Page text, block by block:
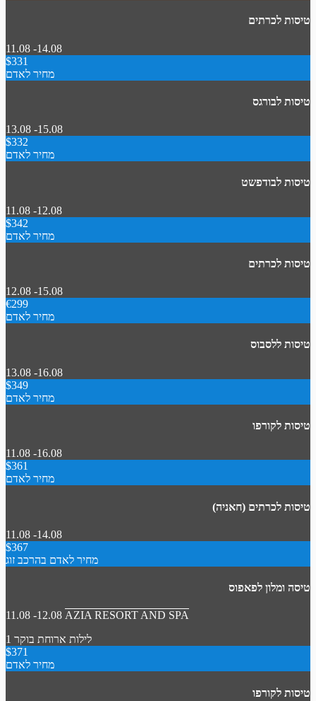
טיסות לכרתים
11.08 -14.08
$331
מחיר לאדם
טיסות לבורגס
13.08 -15.08
$332
מחיר לאדם
טיסות לבודפשט
11.08 -12.08
$342
מחיר לאדם
טיסות לכרתים
12.08 -15.08
€299
מחיר לאדם
טיסות ללסבוס
13.08 -16.08
$349
מחיר לאדם
טיסות לקורפו
11.08 -16.08
$361
מחיר לאדם
טיסות לכרתים (חאניה)
11.08 -14.08
$367
מחיר לאדם בהרכב זוג
טיסה ומלון לפאפוס
11.08 -12.08 AZIA RESORT AND SPA
1 לילות ארוחת בוקר
$371
מחיר לאדם
טיסות לקורפו